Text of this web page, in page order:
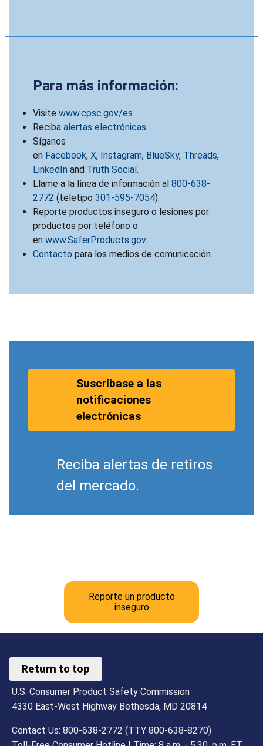
Para más información:
Visite www.cpsc.gov/es
Reciba alertas electrónicas.
Síganos
en Facebook, X, Instagram, BlueSky, Threads,
LinkedIn and Truth Social.
Llame a la línea de información al 800-638-
2772 (teletipo 301-595-7054).
Reporte productos inseguro o lesiones por
productos por teléfono o
en www.SaferProducts.gov.
Contacto para los medios de comunicación.
Suscríbase a las
notificaciones
electrónicas
Reciba alertas de retiros
del mercado.
Reporte un producto
inseguro
Return to top
U.S. Consumer Product Safety Commission
4330 East-West Highway Bethesda, MD 20814
Contact Us: 800-638-2772 (TTY 800-638-8270)